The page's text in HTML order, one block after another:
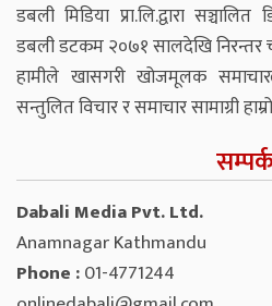
डबली मिडिया प्रा.लि.द्वारा
डबली डटकम २०७१ सालदेखि निरन्तर
हामीले खासगरी खोजमूलक
सन्तुलित विचार र समाचार सामाग्री
Dabali Media Pvt. Ltd.
Anamnagar Kathmandu
Phone :01-4771244